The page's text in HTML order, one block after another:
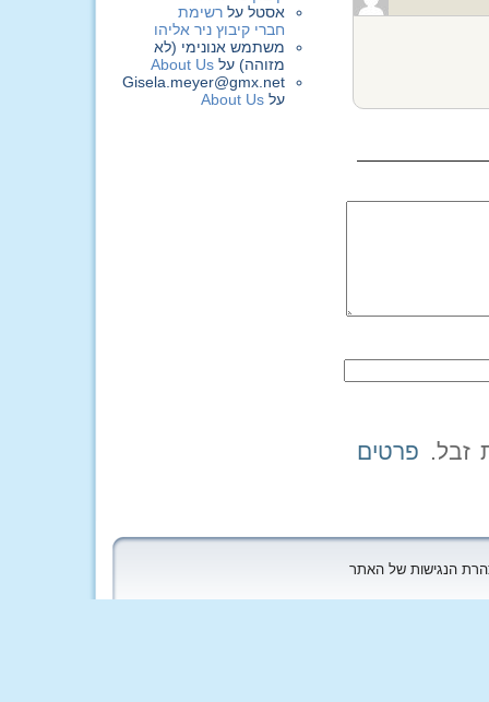
פרטים
אסטל על רשימת
חברי קיבוץ ניר אליהו
משתמש אנונימי (לא
מזוהה) על About Us
Gisela.meyer@gmx.net
על About Us
הנגישות של האתר